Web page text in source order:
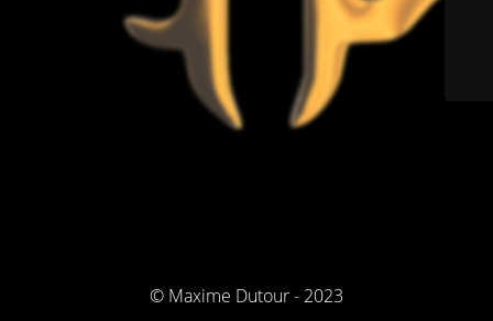
© Maxime Dutour - 2023